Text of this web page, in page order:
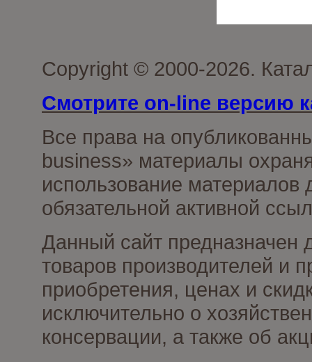
Copyright © 2000-2026.
Смотрите on-line версию
Все права на
business» материалы
использование материалов
обязательной активной
Данный сайт предназначен
товаров производителей и
приобретения, ценах и
исключительно о
консервации, а также об